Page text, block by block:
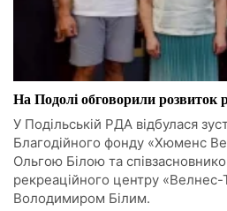
На Подолі обговорили розвиток
У Подільській РДА відбулася
Благодійного фонду «Хюменс
Ольгою Білою та
рекреаційного центру «Велнес-
Володимиром Білим.